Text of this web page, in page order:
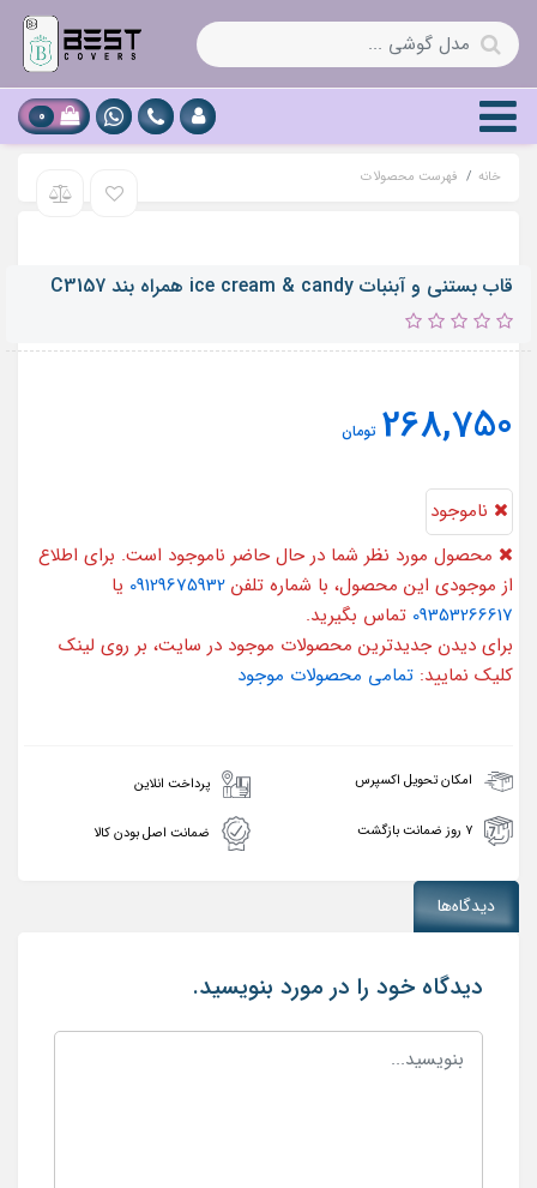
0
خانه فهرست محصولات
قاب بستنی و آبنبات ice cream & candy همراه بند C3157
268,750 تومان
ناموجود
محصول مورد نظر شما در حال حاضر ناموجود است. برای اطلاع
از موجودی این محصول، با شماره تلفن 09129675932 یا
09353266617 تماس بگیرید.
برای دیدن جدیدترین محصولات موجود در سایت، بر روی لینک
کلیک نمایید: تمامی محصولات موجود
امکان تحویل اکسپرس پرداخت انلاین
۷ روز ضمانت بازگشت ضمانت اصل بودن کالا
دیدگاه‌ها
دیدگاه خود را در مورد بنویسید.